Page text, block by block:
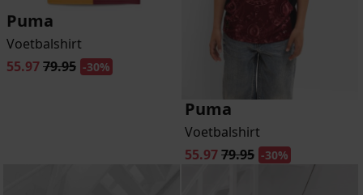
Puma
Voetbalshirt
55.9779.95 -30%
Puma
Voetbalshirt
55.9779.95 -30%